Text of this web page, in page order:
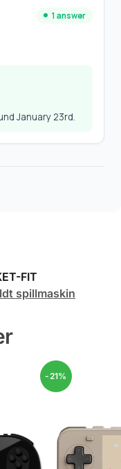
FIT
spillmaskin
-21%